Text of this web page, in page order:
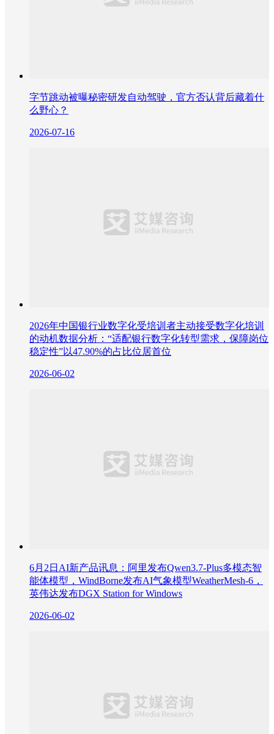
字节跳动被曝秘密研发自动驾驶，官方否认背后藏着什
么野心？
2026-07-16
2026年中国银行业数字化受培训者主动接受数字化培训
的动机数据分析：“适配银行数字化转型需求，保障岗位
稳定性”以47.90%的占比位居首位
2026-06-02
6月2日AI新产品讯息：阿里发布Qwen3.7-Plus多模态智
能体模型，WindBorne发布AI气象模型WeatherMesh-6，
英伟达发布DGX Station for Windows
2026-06-02